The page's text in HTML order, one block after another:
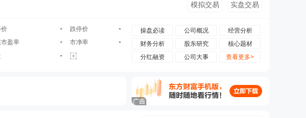
模拟交易 实盘交易
- 跌停价
-
盈率 - 市净率
-
-
操盘必读 公司概况
经营分析
财务分析
股东研究
核心题材
分红融资
公司大事 查看更多>